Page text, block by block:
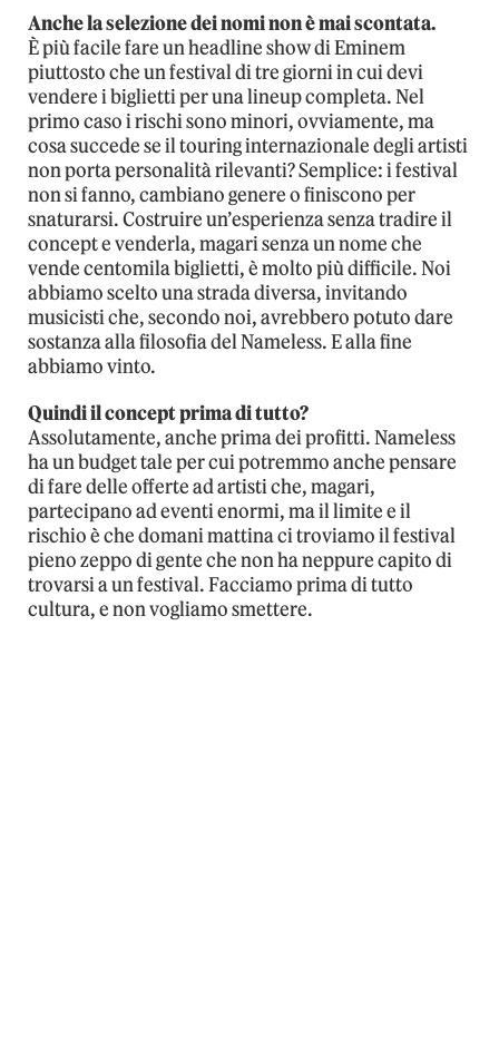
Anche la selezione dei nomi non è mai scontata.
È più facile fare un headline show di Eminem
piuttosto che un festival di tre giorni in cui devi
vendere i biglietti per una lineup completa. Nel
primo caso i rischi sono minori, ovviamente, ma
cosa succede se il touring internazionale degli artisti
non porta personalità rilevanti? Semplice: i festival
non si fanno, cambiano genere o finiscono per
snaturarsi. Costruire un’esperienza senza tradire il
concept e venderla, magari senza un nome che
vende centomila biglietti, è molto più difficile. Noi
abbiamo scelto una strada diversa, invitando
musicisti che, secondo noi, avrebbero potuto dare
sostanza alla filosofia del Nameless. E alla fine
abbiamo vinto.
Quindi il concept prima di tutto?
Assolutamente, anche prima dei profitti. Nameless
ha un budget tale per cui potremmo anche pensare
di fare delle offerte ad artisti che, magari,
partecipano ad eventi enormi, ma il limite e il
rischio è che domani mattina ci troviamo il festival
pieno zeppo di gente che non ha neppure capito di
trovarsi a un festival. Facciamo prima di tutto
cultura, e non vogliamo smettere.